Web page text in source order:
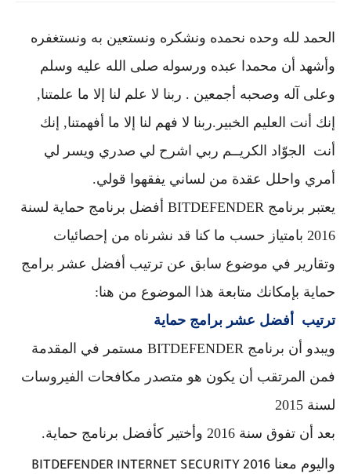
الحمد لله وحده نحمده ونشكره ونستعين به ونستغفره
وأشهد أن محمدا عبده ورسوله صلى الله عليه وسلم
وعلى آله وصحبه أجمعين . ربنا لا علم لنا إلا ما علمتنا,
إنك أنت العليم الخبير.ربنا لا فهم لنا إلا ما أفهمتنا, إنك
أنت الجوّاد الكريــم ربي اشرح لي صدري ويسر لي
أمري واحلل عقدة من لساني يفقهوا قولي.
يعتبر برنامج BITDEFENDER أفضل برنامج حماية لسنة
2016 بامتياز حسب ما كنا قد نشرناه من إحصائيات
وتقارير في موضوع سابق عن ترتيب أفضل عشر برامج
حماية بإمكانك متابعة هذا الموضوع من هنا:
ترتيب
أفضل عشر برامج حماية
ويبدو أن
برنامج BITDEFENDER مستمر في المقدمة
فمن المرتقب أن يكون هو متصدر مكافحات الفيروسات
لسنة 2015
بعد أن تفوق سنة 2016 وأختير كأفضل برنامج حماية.
واليوم معنا BITDEFENDER INTERNET SECURITY 2016